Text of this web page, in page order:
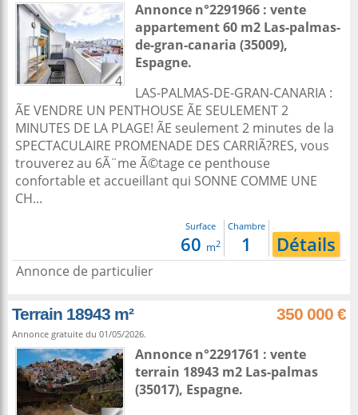
4
Annonce n°2291966 : vente
appartement 60 m2 Las-palmas-
de-gran-canaria (35009),
Espagne.
LAS-PALMAS-DE-GRAN-CANARIA :
ÃE VENDRE UN PENTHOUSE ÃE SEULEMENT 2
MINUTES DE LA PLAGE! ÃE seulement 2 minutes de la
SPECTACULAIRE PROMENADE DES CARRIÃ?RES, vous
trouverez au 6Ã¨me Ã©tage ce penthouse
confortable et accueillant qui SONNE COMME UNE
CH...
Surface
60 m2
Chambre
1 Détails
Annonce de particulier
Terrain 18943 m² 350 000 €
Annonce gratuite du 01/05/2026.
Annonce n°2291761 : vente
terrain 18943 m2 Las-palmas
(35017), Espagne.